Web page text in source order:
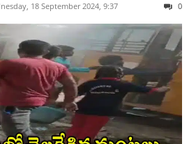
18 September 2024, 9:37 0